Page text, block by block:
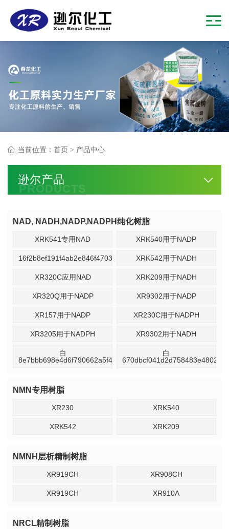
当前位置： 首页 > 产品中心
逊尔产品
PRODUCTS
NAD, NADH,NADP,NADPH纯化树脂
XRK541专用NAD XRK540用于NADP
16f2b8ef191f4ab2e846f4703d11d46bXRK542用于NADH
XR320C应用NAD XRK209用于NADH
XR320Q用于NADP XR9302用于NADP
XR157用于NADP XR230C用于NADPH
XR3205用于NADPH XR9302用于NADH
白
8e7bbb698e4d6f790662a5f4b5e40
白
NMN专用树脂
XR230 XRK540
XRK542 XRK209
NMNH层析精制树脂
XR919CH XR908CH
XR919CH XR910A
NRCL精制树脂